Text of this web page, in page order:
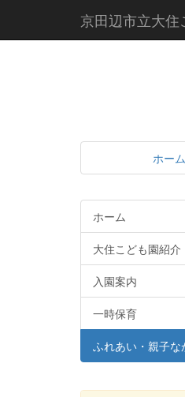
京田辺市立大住
ホーム
ホーム
大住こども園紹介
入園案内
一時保育
ふれあい・親子な